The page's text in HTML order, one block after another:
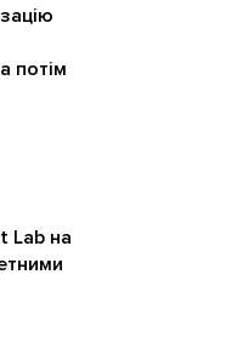
потім
Lab на